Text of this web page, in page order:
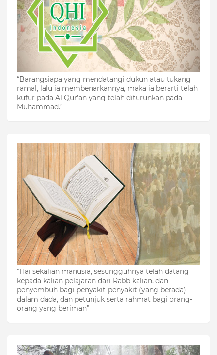
“Barangsiapa yang mendatangi dukun atau tukang
ramal, lalu ia membenarkannya, maka ia berarti telah
kufur pada Al Qur’an yang telah diturunkan pada
Muhammad.”
“Hai sekalian manusia, sesungguhnya telah datang
kepada kalian pelajaran dari Rabb kalian, dan
penyembuh bagi penyakit-penyakit (yang berada)
dalam dada, dan petunjuk serta rahmat bagi orang-
orang yang beriman”